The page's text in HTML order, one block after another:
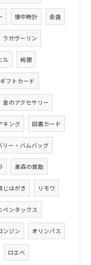
懐中時計 金歯
ラガヴーリン
ル 純銀
ギフトカード
金のアクセサリー
キング 図書カード
リー・バムバッグ
青森の買取
じはがき リモワ
ペンタックス
ンジン オリンパス
ロエベ